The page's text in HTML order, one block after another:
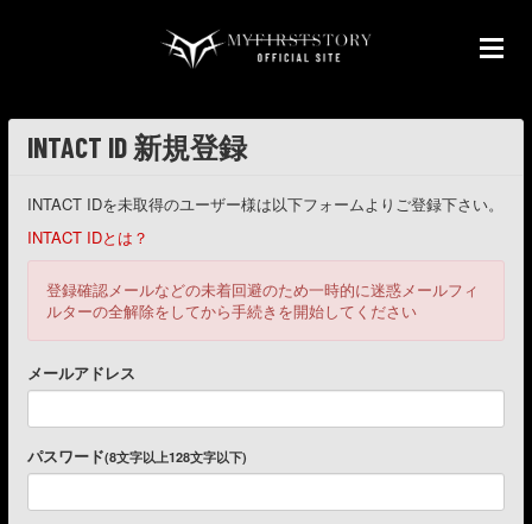
INTACT ID 新規登録
INTACT IDを未取得のユーザー様は以下フォームよりご登録下さい。
INTACT IDとは？
登録確認メールなどの未着回避のため一時的に迷惑メールフィ
ルターの全解除をしてから手続きを開始してください
メールアドレス
パスワード(8文字以上128文字以下)